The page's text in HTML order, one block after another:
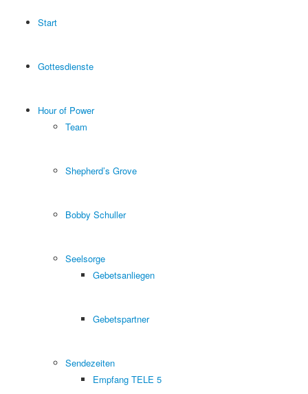
Start
Gottesdienste
Hour of Power
Team
Shepherd’s Grove
Bobby Schuller
Seelsorge
Gebetsanliegen
Gebetspartner
Sendezeiten
Empfang TELE 5